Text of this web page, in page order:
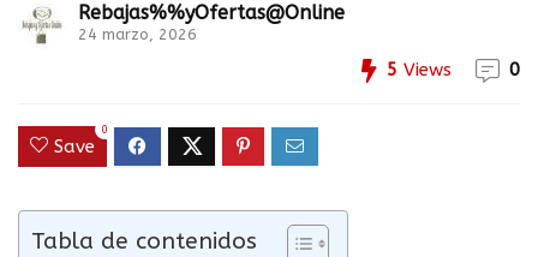
Rebajas%%yOfertas@Online
24 marzo, 2026
5 Views 0
Save
0
Tabla de contenidos